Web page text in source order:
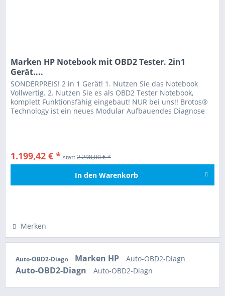
Marken HP Notebook mit OBD2 Tester. 2in1
Gerät....
SONDERPREIS! 2 in 1 Gerät! 1. Nutzen Sie das Notebook
Vollwertig. 2. Nutzen Sie es als OBD2 Tester Notebook,
komplett Funktionsfähig eingebaut! NUR bei uns!! Brotos®
Technology ist ein neues Modular Aufbauendes Diagnose
1.199,42 € * statt2.298,00 € *
In den Warenkorb
Merken
Auto-OBD2-Diagn Marken HP Auto-OBD2-Diagn
Auto-OBD2-Diagn Auto-OBD2-Diagn